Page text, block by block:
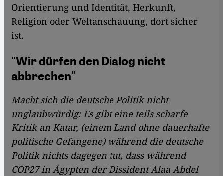
Orientierung und Identität, Herkunft,
Religion oder Weltanschauung, dort sicher
ist.
"Wir dürfen den Dialog nicht
abbrechen"
Macht sich die deutsche Politik nicht
unglaubwürdig: Es gibt eine teils scharfe
Kritik an Katar, (einem Land ohne dauerhafte
politische Gefangene) während die deutsche
Politik nichts dagegen tut, dass während
COP27 in Ägypten der Dissident Alaa Abdel